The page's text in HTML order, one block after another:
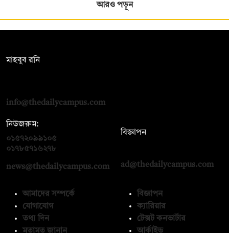
আরও পড়ুন
মাহবুব রনি
info@thedailycampus.com
নিউজরুম:
০১৫৭২০৯৯১০৫
০১৭৮৫৭১৬২৭৮
news@thedailycampus.com
বিজ্ঞাপন
ad@thedailycampus.com
আমাদের সম্পর্কে
যোগাযোগ
তথ্য দিন
মতামত জানান
বিজ্ঞাপন
ক্যারিয়ার
টেক্সট কনভার্টার
আর্কাইভ